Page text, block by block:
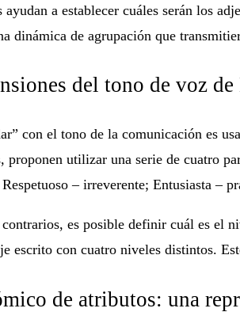
ayudan a establecer cuáles serán los
dinámica de agrupación que
del tono de voz
con el tono de la comunicación es
proponen utilizar una serie de cuatro
– irreverente; Entusiasta –
es posible definir cuál es el
escrito con cuatro niveles distintos.
de atributos: una